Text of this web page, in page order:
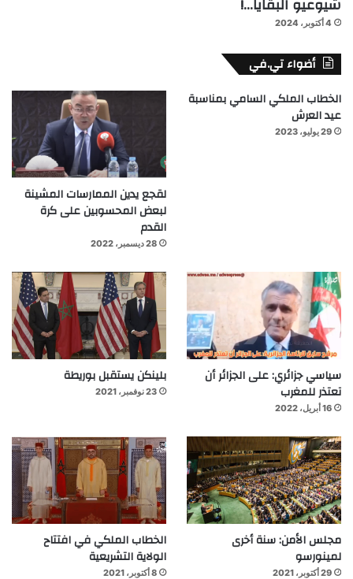
4 أكتوبر، 2024
أضواء تي.في
الخطاب الملكي السامي بمناسبة
عيد العرش
29 يوليو، 2023
لقجع يدين الممارسات المشينة
لبعض المحسوبين على كرة
القدم
28 ديسمبر، 2022
سياسي جزائري: على الجزائر أن
تعتذر للمغرب
16 أبريل، 2022
بلينكن يستقبل بوريطة
23 نوفمبر، 2021
مجلس الأمن: سنة أخرى
لمينورسو
29 أكتوبر، 2021
الخطاب الملكي في افتتاح
الولاية التشريعية
8 أكتوبر، 2021